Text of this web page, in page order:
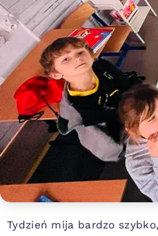
Tydzień mija bardzo